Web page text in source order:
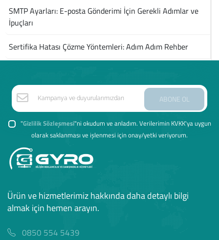
SMTP Ayarları: E-posta Gönderimi İçin Gerekli Adımlar ve
İpuçları
Sertifika Hatası Çözme Yöntemleri: Adım Adım Rehber
ABONE OL
"Gizlilik Sözleşmesi"ni okudum ve anladım. Verilerimin KVKK'ya uygun
olarak saklanması ve işlenmesi için onay/yetki veriyorum.
Ürün ve hizmetlerimiz hakkında daha detaylı bilgi
almak için hemen arayın.
0850 554 5439